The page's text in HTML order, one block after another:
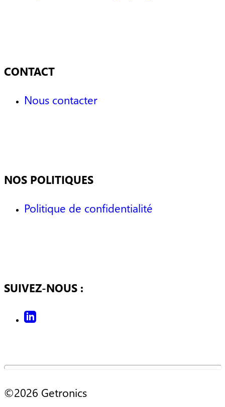
CONTACT
Nous contacter
NOS POLITIQUES
Politique de confidentialité
SUIVEZ-NOUS :
©2026 Getronics